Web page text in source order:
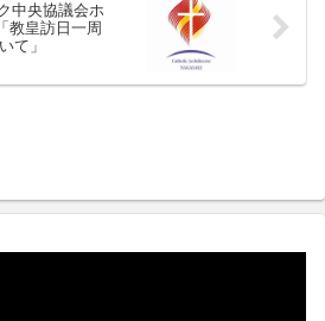
中央協議会ホ
教皇訪日一周
て」